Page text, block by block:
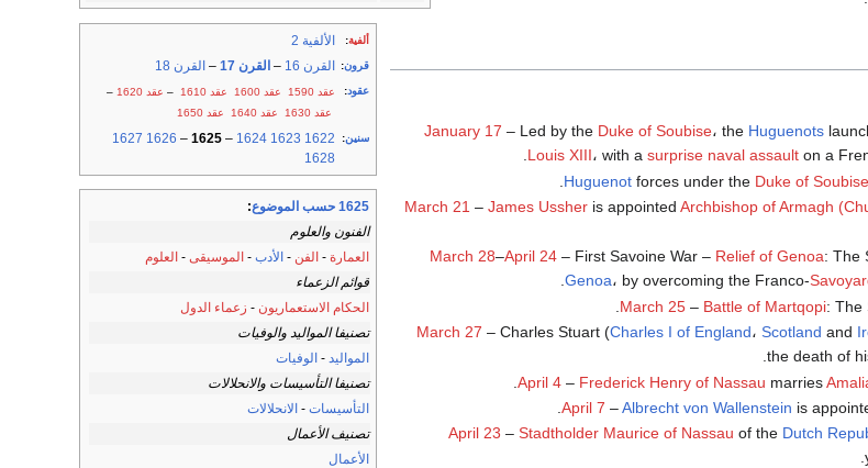
ألفية: الألفية 2
قرون: القرن 16 – القرن 17 – القرن 18
عقود: عقد 1590 عقد 1600 عقد 1610 – عقد 1620
–
عقد 1630
عقد 1640 عقد 1650
سنين:
1622
1623
1624
–
1625
–
1626
1627
1628
1625 حسب الموضوع
:
الفنون والعلوم
العمارة - الفن - الأدب - الموسيقى - العلوم
قوائم الزعماء
الحكام الاستعماريون - زعماء الدول
تصنيفا المواليد والوفيات
المواليد - الوفيات
تصنيفا التأسيسات والانحلالات
التأسيسات - الانحلالات
تصنيف الأعمال
الأعمال
January 17 – Led by the Duke of Soubise، the Huguenots
Louis XIII، with a surprise naval assaulton a
Huguenotforces under the Duke of Soubise
March 21 – James Ussheris appointed Archbishop of Armagh
March 28–April 24– First Savoine War – Relief of Genoa: The
Genoa، by overcoming the Franco-
March 25– Battle of Martqopi: The
March 27 – Charles Stuart (Charles I of England، Scotland and
the death of
April 4– Frederick Henry of Nassau marries
April 7 –Albrecht von Wallenstein is
April 23 – Stadtholder Maurice of Nassau of the Dutch
.